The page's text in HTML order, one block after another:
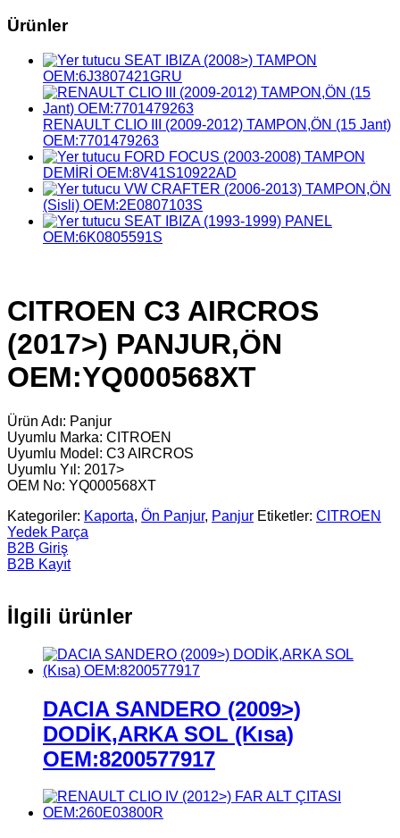
Ürünler
SEAT IBIZA (2008>) TAMPON
OEM:6J3807421GRU
RENAULT CLIO III (2009-2012) TAMPON,ÖN (15 Jant)
OEM:7701479263
FORD FOCUS (2003-2008) TAMPON
DEMİRİ OEM:8V41S10922AD
VW CRAFTER (2006-2013) TAMPON,ÖN
(Sisli) OEM:2E0807103S
SEAT IBIZA (1993-1999) PANEL
OEM:6K0805591S
CITROEN C3 AIRCROS
(2017>) PANJUR,ÖN
OEM:YQ000568XT
Ürün Adı: Panjur
Uyumlu Marka: CITROEN
Uyumlu Model: C3 AIRCROS
Uyumlu Yıl: 2017>
OEM No: YQ000568XT
Kategoriler: Kaporta, Ön Panjur, Panjur Etiketler: CITROEN
Yedek Parça
B2B Giriş
B2B Kayıt
İlgili ürünler
DACIA SANDERO (2009>)
DODİK,ARKA SOL (Kısa)
OEM:8200577917